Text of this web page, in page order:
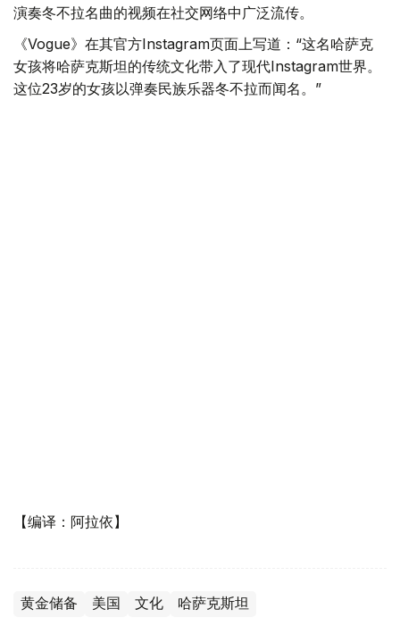
演奏冬不拉名曲的视频在社交网络中广泛流传。
《Vogue》在其官方Instagram页面上写道：“这名哈萨克
女孩将哈萨克斯坦的传统文化带入了现代Instagram世界。
这位23岁的女孩以弹奏民族乐器冬不拉而闻名。”
【编译：阿拉依】
黄金储备 美国 文化 哈萨克斯坦